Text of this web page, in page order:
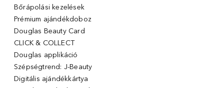
Bőrápolási kezelések
Prémium ajándékdoboz
Douglas Beauty Card
CLICK & COLLECT
Douglas applikáció
Szépségtrend: J-Beauty
Digitális ajándékkártya